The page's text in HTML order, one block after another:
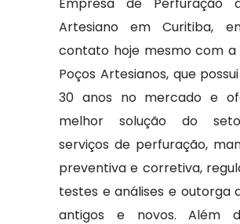
Artesiano em Curitiba,
contato hoje mesmo com a
Poços Artesianos, que
30 anos no mercado e
melhor solução do
serviços de perfuração,
preventiva e corretiva,
testes e análises e outorga
antigos e novos. Além